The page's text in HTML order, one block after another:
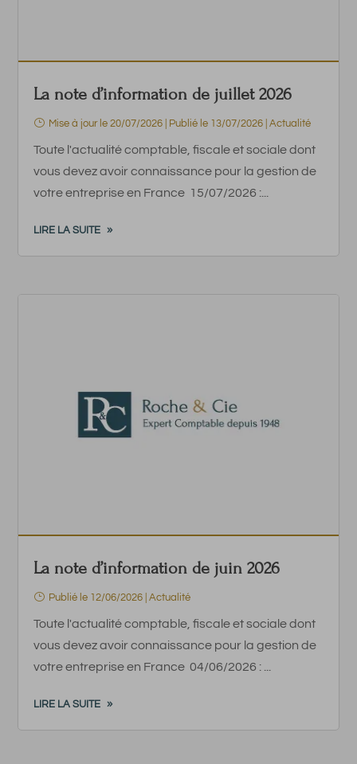
La note d’information de juillet 2026
Mise à jour le 20/07/2026 | Publié le 13/07/2026 |Actualité
Toute l'actualité comptable, fiscale et sociale dont
vous devez avoir connaissance pour la gestion de
votre entreprise en France 15/07/2026 :...
LIRE LA SUITE
La note d’information de juin 2026
Publié le 12/06/2026 |Actualité
Toute l'actualité comptable, fiscale et sociale dont
vous devez avoir connaissance pour la gestion de
votre entreprise en France 04/06/2026 : ...
LIRE LA SUITE